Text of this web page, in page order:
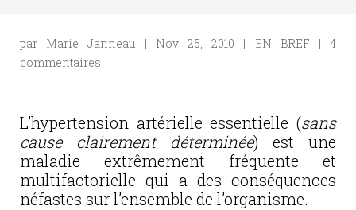
par Marie Janneau | Nov 25, 2010 | EN BREF |4
commentaires
L’hypertension artérielle essentielle (sans
cause clairement déterminée) est une
maladie extrêmement fréquente et
multifactorielle qui a des conséquences
néfastes sur l’ensemble de l’organisme.